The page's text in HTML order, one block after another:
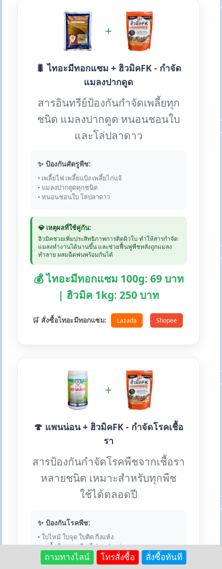
+
🐛 ไทอะมีทอกแซม + ฮิวมิคFK - กำจัด
แมลงปากดูด
สารอินทรีย์ป้องกันกำจัดเพลี้ยทุก
ชนิด แมลงปากดูด หนอนชอนใบ
และโล่ปลาดาว
✨ ป้องกันศัตรูพืช:
• เพลี้ยไฟ เพลี้ยแป้ง เพลี้ยไก่แจ้
• แมลงปากดูดทุกชนิด
• หนอนชอนใบ โล่ปลาดาว
💎 เหตุผลที่ใช้คู่กัน:
ฮิวมิคช่วยเพิ่มประสิทธิภาพการติดผิวใบ ทำให้สารกำจัด
แมลงทำงานได้นานขึ้น และช่วยฟื้นฟูพืชหลังถูกแมลง
ทำลาย ผสมฉีดพ่นพร้อมกันได้
💰 ไทอะมีทอกแซม 100g: 69 บาท
| ฮิวมิค 1kg: 250 บาท
🛒 สั่งซื้อไทอะมีทอกแซม: Lazada Shopee
+
🍄 แพนน่อน + ฮิวมิคFK - กำจัดโรคเชื้อ
รา
สารป้องกันกำจัดโรคพืชจากเชื้อรา
หลายชนิด เหมาะสำหรับทุกพืช
ใช้ได้ตลอดปี
✨ ป้องกันโรคพืช:
• ใบไหม้ ใบจุด ใบติด กิ่งแห้ง
• ราน้ำค้าง ราสนิม ไปทอปธอร่า
• แอนแทรคโนส กุ้งแห้ง
ถามทางไลน์ โทรสั่งซื้อ สั่งซื้อทันที